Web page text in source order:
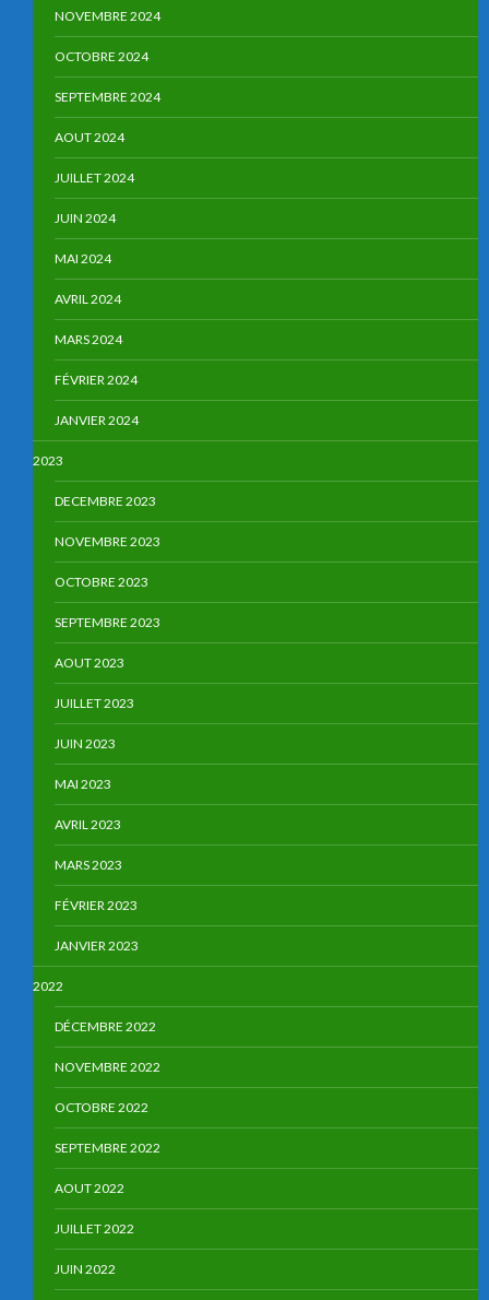
NOVEMBRE 2024
OCTOBRE 2024
SEPTEMBRE 2024
AOUT 2024
JUILLET 2024
JUIN 2024
MAI 2024
AVRIL 2024
MARS 2024
FÉVRIER 2024
JANVIER 2024
2023
DECEMBRE 2023
NOVEMBRE 2023
OCTOBRE 2023
SEPTEMBRE 2023
AOUT 2023
JUILLET 2023
JUIN 2023
MAI 2023
AVRIL 2023
MARS 2023
FÉVRIER 2023
JANVIER 2023
2022
DÉCEMBRE 2022
NOVEMBRE 2022
OCTOBRE 2022
SEPTEMBRE 2022
AOUT 2022
JUILLET 2022
JUIN 2022